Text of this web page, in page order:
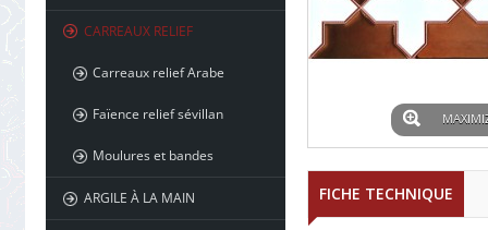
CARREAUX RELIEF
Carreaux relief Arabe
Faïence relief sévillan
Moulures et bandes
ARGILE À LA MAIN FICHE TECHNIQUE